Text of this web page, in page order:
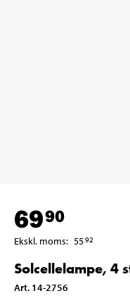
6990
Ekskl. moms: 5592
Solcellelampe, 4
Art. 14-2756